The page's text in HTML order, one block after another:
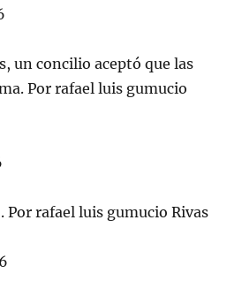
un concilio aceptó que las
Por rafael luis gumucio
Por rafael luis gumucio Rivas